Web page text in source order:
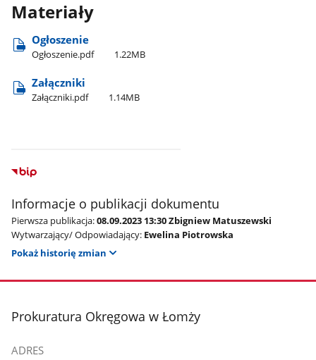
Materiały
Ogłoszenie
Ogłoszenie.pdf 1.22MB
Załączniki
Załączniki.pdf 1.14MB
Informacje o publikacji dokumentu
Pierwsza publikacja:08.09.2023 13:30 Zbigniew Matuszewski
Wytwarzający/ Odpowiadający: Ewelina Piotrowska
Pokaż historię zmian
stopka
Prokuratura Okręgowa w Łomży
ADRES